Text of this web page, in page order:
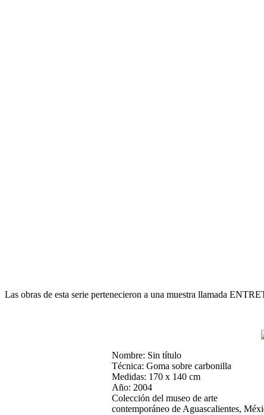
Las obras de esta serie pertenecieron a una muestra llamada
Nombre: Sin título
Técnica: Goma sobre
Medidas: 170 x 140
Año: 2004
Colección del museo de arte
contemporáneo de Aguascalientes,